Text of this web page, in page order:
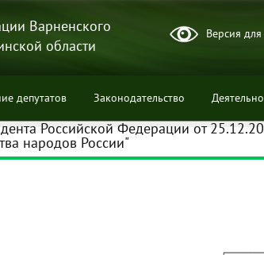
Варненского
области
Версия
депутатов Законодательство
Российской Федерации от
народов России"